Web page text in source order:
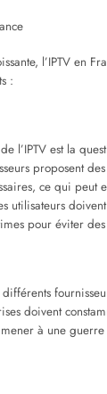
l’IPTV en
:
l’IPTV est la
proposent
ce qui peut
utilisateurs
pour éviter
doivent
à une